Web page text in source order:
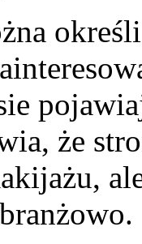
że